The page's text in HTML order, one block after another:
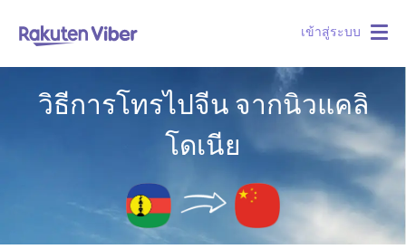
เข้าสู่ระบบ
วิธีการโทรไปจีน จากนิวแคลิ
โดเนีย